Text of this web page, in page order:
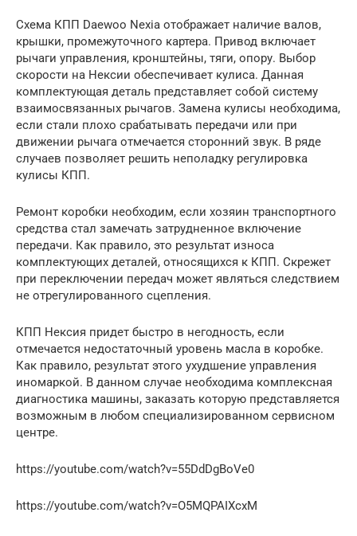
Схема КПП Daewoo Nexia отображает наличие валов,
крышки, промежуточного картера. Привод включает
рычаги управления, кронштейны, тяги, опору. Выбор
скорости на Нексии обеспечивает кулиса. Данная
комплектующая деталь представляет собой систему
взаимосвязанных рычагов. Замена кулисы необходима,
если стали плохо срабатывать передачи или при
движении рычага отмечается сторонний звук. В ряде
случаев позволяет решить неполадку регулировка
кулисы КПП.
Ремонт коробки необходим, если хозяин транспортного
средства стал замечать затрудненное включение
передачи. Как правило, это результат износа
комплектующих деталей, относящихся к КПП. Скрежет
при переключении передач может являться следствием
не отрегулированного сцепления.
КПП Нексия придет быстро в негодность, если
отмечается недостаточный уровень масла в коробке.
Как правило, результат этого ухудшение управления
иномаркой. В данном случае необходима комплексная
диагностика машины, заказать которую представляется
возможным в любом специализированном сервисном
центре.
https://youtube.com/watch?v=55DdDgBoVe0
https://youtube.com/watch?v=O5MQPAIXcxM